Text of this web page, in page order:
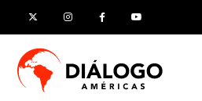
al
contenido
X InstagramFacebookYouTube